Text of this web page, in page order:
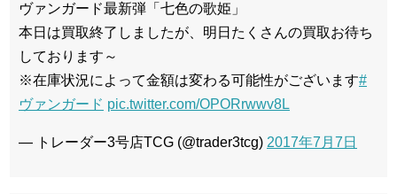
ヴァンガード最新弾「七色の歌姫」
本日は買取終了しましたが、明日たくさんの買取お待ち
しております～
※在庫状況によって金額は変わる可能性がございます#
ヴァンガード pic.twitter.com/OPORrwwv8L
— トレーダー3号店TCG (@trader3tcg) 2017年7月7日